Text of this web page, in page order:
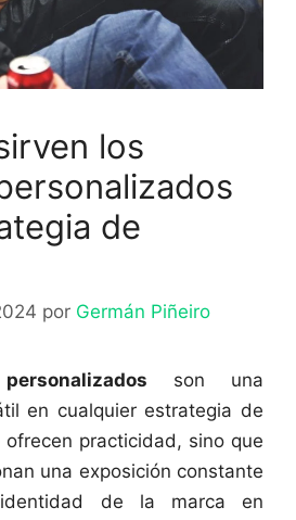
los
de
por Germán Piñeiro
son una
en cualquier estrategia de
practicidad, sino que
una exposición constante
de la marca en